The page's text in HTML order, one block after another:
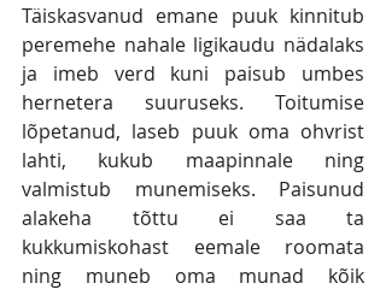
Täiskasvanud emane puuk kinnitub
peremehe nahale ligikaudu nädalaks
ja imeb verd kuni paisub umbes
hernetera suuruseks. Toitumise
lõpetanud, laseb puuk oma ohvrist
lahti, kukub maapinnale ning
valmistub munemiseks. Paisunud
alakeha tõttu ei saa ta
kukkumiskohast eemale roomata
ning muneb oma munad kõik